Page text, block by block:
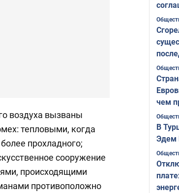
воздуха вызваны
тепловыми, когда
прохладного;
сооружение
происходящими
противоположно
чем
В
Эдем